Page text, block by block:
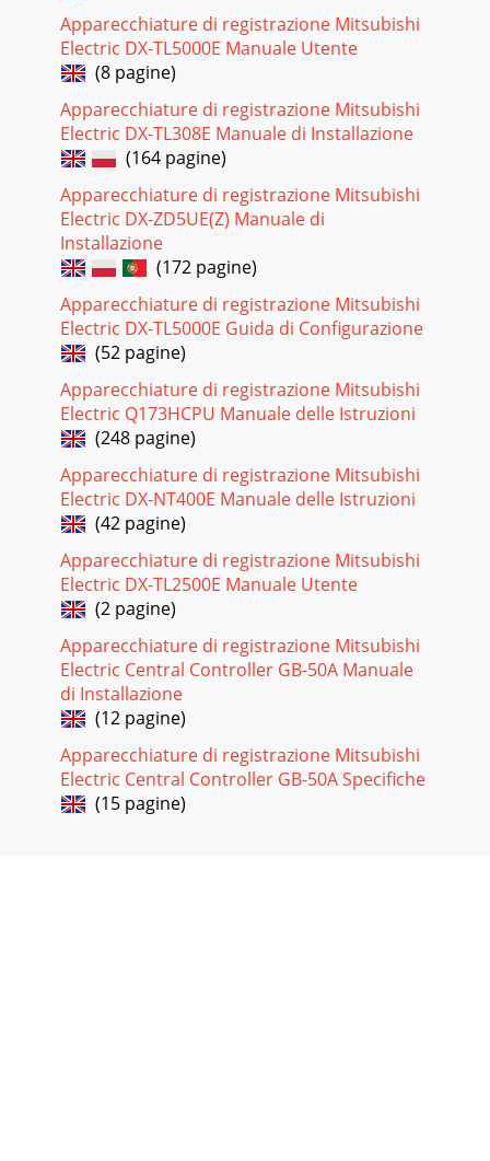
Apparecchiature di registrazione Mitsubishi
Electric DX-TL5000E Manuale Utente
(8 pagine)
Apparecchiature di registrazione Mitsubishi
Electric DX-TL308E Manuale di Installazione
(164 pagine)
Apparecchiature di registrazione Mitsubishi
Electric DX-ZD5UE(Z) Manuale di
Installazione
(172 pagine)
Apparecchiature di registrazione Mitsubishi
Electric DX-TL5000E Guida di Configurazione
(52 pagine)
Apparecchiature di registrazione Mitsubishi
Electric Q173HCPU Manuale delle Istruzioni
(248 pagine)
Apparecchiature di registrazione Mitsubishi
Electric DX-NT400E Manuale delle Istruzioni
(42 pagine)
Apparecchiature di registrazione Mitsubishi
Electric DX-TL2500E Manuale Utente
(2 pagine)
Apparecchiature di registrazione Mitsubishi
Electric Central Controller GB-50A Manuale
di Installazione
(12 pagine)
Apparecchiature di registrazione Mitsubishi
Electric Central Controller GB-50A Specifiche
(15 pagine)